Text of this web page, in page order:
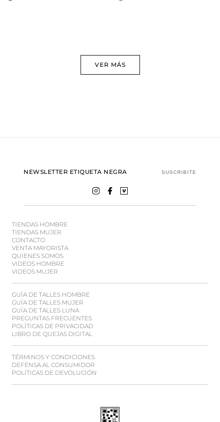
VER MÁS
TIENDAS HOMBRE
TIENDAS MUJER
CONTACTO
VENTA MAYORISTA
QUIENES SOMOS
VIDEOS HOMBRE
VIDEOS MUJER
GUÍA DE TALLES HOMBRE
GUÍA DE TALLES MUJER
GUÍA DE TALLES LUNA
PREGUNTAS FRECUENTES
POLÍTICAS DE PRIVACIDAD
LIBRO DE QUEJAS DIGITAL
TÉRMINOS Y CONDICIONES
DEFENSA AL CONSUMIDOR
POLÍTICAS DE DEVOLUCIÓN
NEWSLETTER ETIQUETA NEGRA SUSCRIBITE